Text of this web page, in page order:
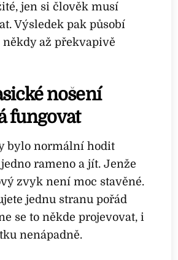
jen si člověk musí
Výsledek pak působí
až překvapivě
nošení
fungovat
bylo normální hodit
rameno a jít. Jenže
zvyk není moc stavěné.
jednu stranu pořád
se to někde projevovat, i
nenápadně.